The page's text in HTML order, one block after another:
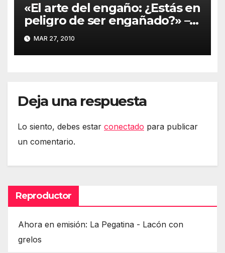
«El arte del engaño: ¿Estás en
peligro de ser engañado?» –
Kevin Mitnick
MAR 27, 2010
Deja una respuesta
Lo siento, debes estar conectado para publicar
un comentario.
Reproductor
Ahora en emisión: La Pegatina - Lacón con
grelos